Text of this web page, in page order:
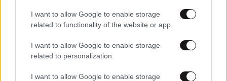
I want to allow Google to enable storage
related to functionality of the website or app.
I want to allow Google to enable storage
related to personalization.
I want to allow Google to enable storage